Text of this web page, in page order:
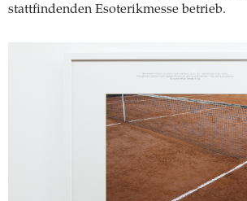
stattfindenden Esoterikmesse betrieb.